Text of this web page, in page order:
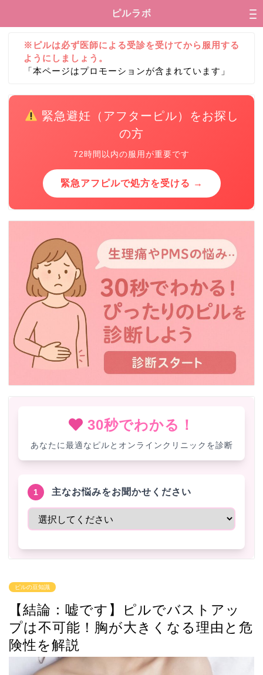
ピルラボ
※ピルは必ず医師による受診を受けてから服用する
ようにしましょう。
「本ページはプロモーションが含まれています」
緊急避妊（アフターピル）をお探し
の方
72時間以内の服用が重要です
緊急アフピルで処方を受ける →
30秒でわかる！
あなたに最適なピルとオンラインクリニックを診断
1 主なお悩みをお聞かせください
ピルの豆知識
【結論：嘘です】ピルでバストアッ
プは不可能！胸が大きくなる理由と危
険性を解説